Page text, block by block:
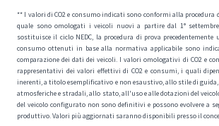
** I valori di CO2 e consumo indicati sono conformi alla procedura
quale sono omologati i veicoli nuovi a partire dal 1° settembre
sostituisce il ciclo NEDC, la procedura di prova
consumo ottenuti in base alla normativa applicabile sono
comparazione dei dati dei veicoli. I valori omologativi di CO2 e
rappresentativi dei valori effettivi di CO2 e consumi, i quali
inerenti, a titolo esemplificativo e non esaustivo, allo stile di
atmosferiche e stradali, allo stato, all'uso e alle dotazioni del
del veicolo configurato non sono definitivi e possono evolvere a
produttivo. Valori più aggiornati saranno disponibili presso il